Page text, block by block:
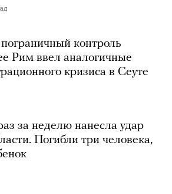
контроль
Рим ввел аналогичные
кризиса в Сеуте
за неделю нанесла удар
Погибли три человека,